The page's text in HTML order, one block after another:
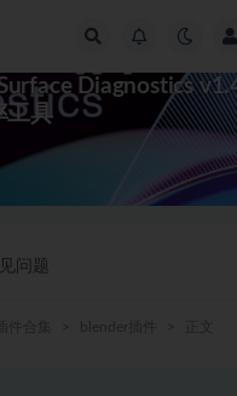
Diagnostics
工具
问题